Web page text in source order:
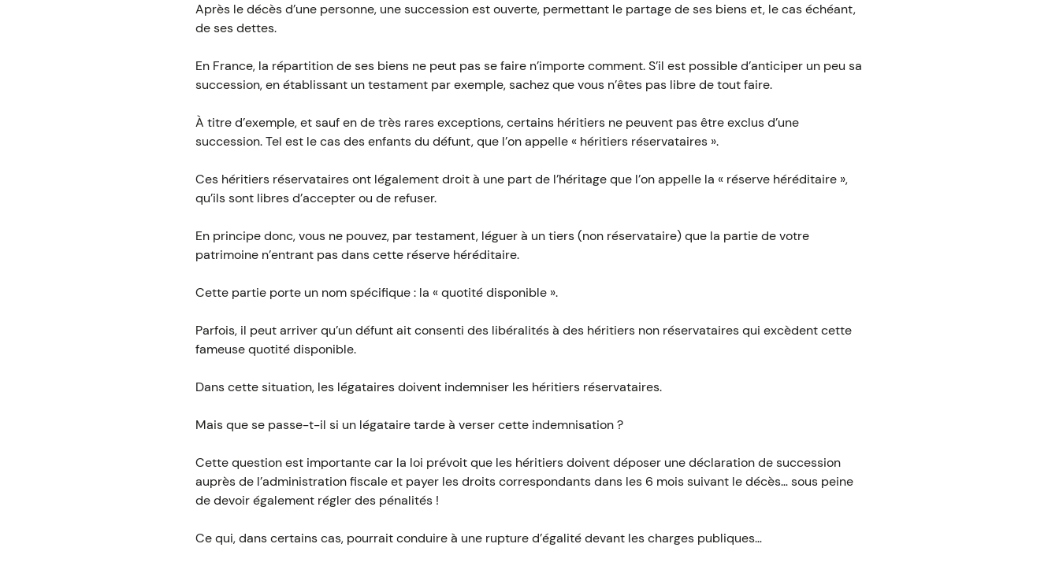
Après le décès d’une personne, une succession est ouverte, permettant le partage de ses biens et, le cas échéant,
de ses dettes.
En France, la répartition de ses biens ne peut pas se faire n’importe comment. S’il est possible d’anticiper un peu sa
succession, en établissant un testament par exemple, sachez que vous n’êtes pas libre de tout faire.
À titre d’exemple, et sauf en de très rares exceptions, certains héritiers ne peuvent pas être exclus d’une
succession. Tel est le cas des enfants du défunt, que l’on appelle « héritiers réservataires ».
Ces héritiers réservataires ont légalement droit à une part de l’héritage que l’on appelle la « réserve héréditaire »,
qu’ils sont libres d’accepter ou de refuser.
En principe donc, vous ne pouvez, par testament, léguer à un tiers (non réservataire) que la partie de votre
patrimoine n’entrant pas dans cette réserve héréditaire.
Cette partie porte un nom spécifique : la « quotité disponible ».
Parfois, il peut arriver qu’un défunt ait consenti des libéralités à des héritiers non réservataires qui excèdent cette
fameuse quotité disponible.
Dans cette situation, les légataires doivent indemniser les héritiers réservataires.
Mais que se passe-t-il si un légataire tarde à verser cette indemnisation ?
Cette question est importante car la loi prévoit que les héritiers doivent déposer une déclaration de succession
auprès de l’administration fiscale et payer les droits correspondants dans les 6 mois suivant le décès… sous peine
de devoir également régler des pénalités !
Ce qui, dans certains cas, pourrait conduire à une rupture d’égalité devant les charges publiques…